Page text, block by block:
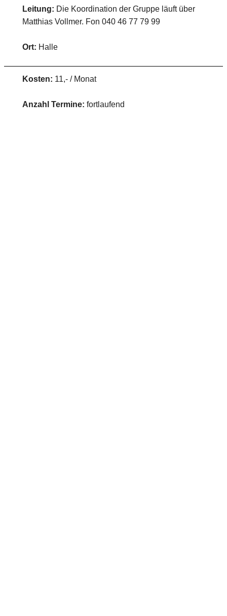
Leitung: Die Koordination der Gruppe läuft über
Matthias Vollmer. Fon 040 46 77 79 99
Ort: Halle
Kosten: 11,- / Monat
Anzahl Termine: fortlaufend